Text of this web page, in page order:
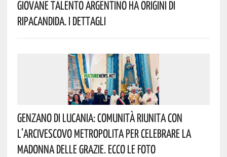
Giovane Talento Argentino Ha Origini Di
Ripacandida. I Dettagli
Genzano Di Lucania: Comunità Riunita Con
L’Arcivescovo Metropolita Per Celebrare La
Madonna Delle Grazie. Ecco Le Foto